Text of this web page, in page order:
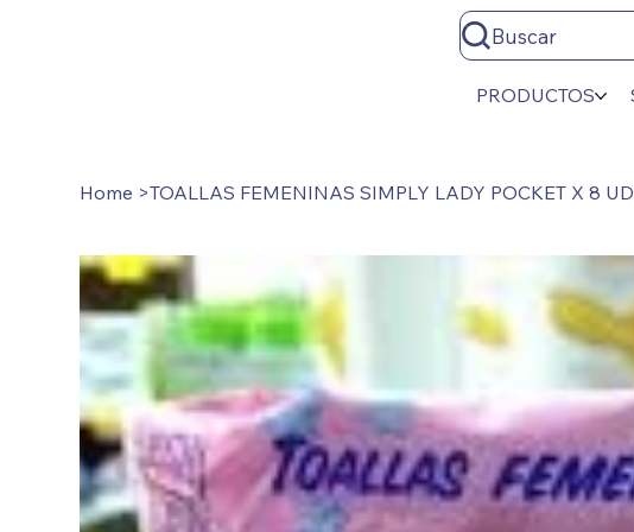
Buscar
PRODUCTOS
Home >TOALLAS FEMENINAS SIMPLY LADY POCKET X 8